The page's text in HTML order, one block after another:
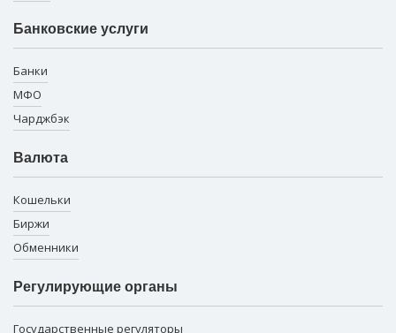
Банковские услуги
Банки
МФО
Чарджбэк
Валюта
Кошельки
Биржи
Обменники
Регулирующие органы
Государственные регуляторы